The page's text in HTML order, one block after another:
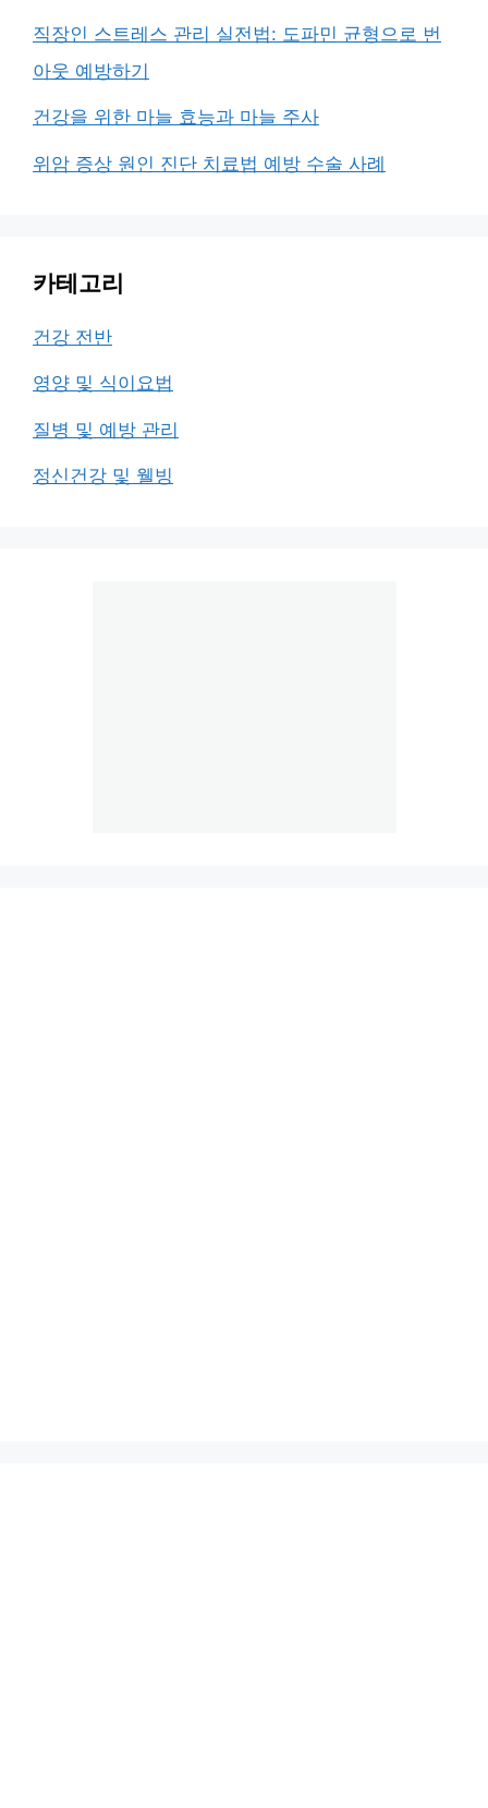
직장인 스트레스 관리 실전법: 도파민 균형으로 번
아웃 예방하기
건강을 위한 마늘 효능과 마늘 주사
위암 증상 원인 진단 치료법 예방 수술 사례
카테고리
건강 전반
영양 및 식이요법
질병 및 예방 관리
정신건강 및 웰빙